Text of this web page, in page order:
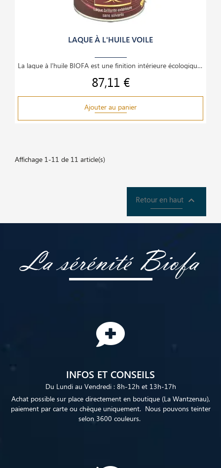
LAQUE À L'HUILE VOILE
La laque à l’huile BIOFA est une finition intérieure écologique et haut de gamme, idéale pour le
Prix
87,11 €
Ajouter au panier
Affichage 1-11 de 11 article(s)
Retour en haut 
La sérénité Biofa
INFOS ET CONSEILS
Du Lundi au Vendredi : 8h-12h et 13h-17h
Achat possible sur place directement en boutique (La Wantzenau),
paiement par carte ou chèque uniquement. Nous pouvons teinter
selon 3600 couleurs.